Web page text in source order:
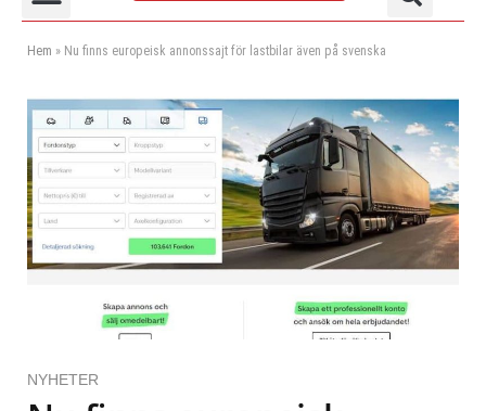
Hem » Nu finns europeisk annonssajt för lastbilar även på svenska
NYHETER